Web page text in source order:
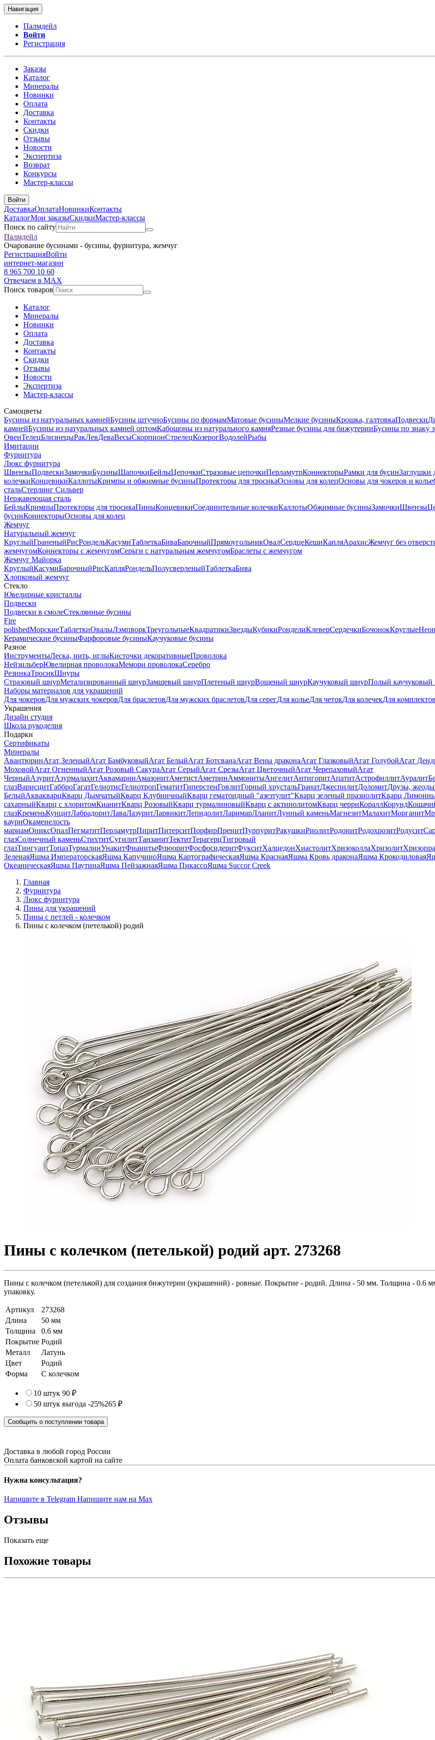
Навигация
Палмдейл
Войти
Регистрация
Заказы
Каталог
Минералы
Новинки
Оплата
Доставка
Контакты
Скидки
Отзывы
Новости
Экспертиза
Возврат
Конкурсы
Мастер-классы
Войти
ДоставкаОплатаНовинкиКонтакты
КаталогМои заказыСкидкиМастер-классы
Поиск по сайту
Палмдейл
Очарование бусинами - бусины, фурнитура, жемчуг
РегистрацияВойти
интернет-магазин
8 965 700 10 60
Отвечаем в MAX
Поиск товаров
Каталог
Минералы
Новинки
Оплата
Доставка
Контакты
Скидки
Отзывы
Новости
Экспертиза
Мастер-классы
Самоцветы
Бусины из натуральных камнейБусины штучноБусины по формамМатовые бусиныМелкие бусиныКрошка, галтовкаПодвески
камнейБусины из натуральных камней оптомКабошоны из натурального камняРезные бусины для бижутерииБусины по знаку
ОвенТелецБлизнецыРакЛевДеваВесыСкорпионСтрелецКозерогВодолейРыбы
Имитации
Фурнитура
Люкс фурнитура
ШвензыПодвескиЗамочкиБусиныШапочкиБейлыЦепочкиСтразовые цепочкиПерламутрКоннекторыРамки для бусинЗаглушки
колечкиКонцевикиКаллотыКримпы и обжимные бусиныПротекторы для тросикаОсновы для колецОсновы для чокеров и колье
стальСтерлинг Сильвер
Нержавеющая сталь
БейлыКримпыПротекторы для тросикаПиныКонцевикиСоединительные колечкиКаллотыОбжимные бусиныЗамочкиШвензы
бусинКоннекторыОсновы для колец
Жемчуг
Натуральный жемчуг
КруглыйГраненыйРисРондельКасумиТаблеткаБиваБарочныйПрямоугольникОвалСердцеКешиКапляАрахисЖемчуг без
жемчугомКоннекторы с жемчугомСерьги с натуральным жемчугомБраслеты с жемчугом
Жемчуг Майорка
КруглыйКасумиБарочныйРисКапляРондельПолусверленыйТаблеткаБива
Хлопковый жемчуг
Стекло
Ювелирные кристаллы
Подвески
Подвески в смолеСтеклянные бусины
Fire
polishedМорскиеТаблеткиОвалыЛэмпворкТреугольныеКвадратикиЗвездыКубикиРонделиКлеверСердечкиБочонокКруглые
Керамические бусиныФарфоровые бусиныКаучуковые бусины
Разное
ИнструментыЛеска, нить, иглыКисточки декоративныеПроволока
НейзильберЮвелирная проволокаМемори проволокаСеребро
РезинкаТросикШнуры
Стразовый шнурМетализированный шнурЗамшевый шнурПлетеный шнурВощеный шнурКаучуковый шнурПолый
Наборы материалов для украшений
Для чокеровДля мужских чокеровДля браслетовДля мужских браслетовДля серегДля кольеДля четокДля колечекДля
Украшения
Дизайн студия
Школа рукоделия
Подарки
Сертификаты
Минералы
АвантюринАгат ЗеленыйАгат БамбуковыйАгат БелыйАгат БотсванаАгат Вены драконаАгат ГлазковыйАгат ГолубойАгат
МоховойАгат ОгненныйАгат Розовый СакураАгат СерыйАгат СрезыАгат ЦветочныйАгат ЧерепаховыйАгат
ЧерныйАзуритАзурмалахитАквамаринАмазонитАметистАметринАммонитыАнгелитАнтигоритАпатитАстрофиллитАуралит
глазВарисцитГабброГагатГелиотисГелиотропГематитГиперстенГовлитГорный хрустальГранатДжеспилитДоломитДрузы, жеоды
БелыйАквакварцКварц ДымчатыйКварц КлубничныйКварц гематоидный "азезтулит"Кварц зеленый празиолитКварц
сахарныйКварц с хлоритомКианитКварц РозовыйКварц турмалиновыйКварц с актинолитомКварц черриКораллКорунд
глазКременьКунцитЛабрадоритЛаваЛазуритЛарвикитЛепидолитЛаримарЛланитЛунный каменьМагнезитМалахитМорганит
кауриОкаменелость
мариамОниксОпалПегматитПерламутрПиритПитерситПорфирПренитПурпуритРакушкиРиолитРодонитРодохрозитРодусит
глазСолнечный каменьСтихтитСугилитТанзанитТектитТерагерцТигровый
глазТингуаитТопазТурмалинУнакитФианитыФлюоритФосфосидеритФукситХалцедонХиастолитХризоколлаХризолит
ЗеленаяЯшма ИмператорскаяЯшма КапучиноЯшма КартографическаяЯшма КраснаяЯшма Кровь драконаЯшма Крокодиловая
ОкеаническаяЯшма ПаутинаЯшма ПейзажнаяЯшма ПикассоЯшма Succor Creek
Главная
Фурнитура
Люкс фурнитура
Пины для украшений
Пины с петлей - колечком
Пины с колечком (петелькой) родий
Пины с колечком (петелькой) родий арт. 273268
Пины с колечком (петелькой) для создания бижутерии (украшений) - ровные. Покрытие - родий. Длина - 50 мм. Толщина - 0.6
упаковку.
Артикул
273268
Длина
50 мм
Толщина
0.6 мм
Покрытие Родий
Металл
Латунь
Цвет
Родий
Форма
С колечком
10 штук 90 ₽
50 штук выгода -25%265 ₽
Сообщить о поступлении товара
Доставка в любой город России
Оплата банковской картой на сайте
Нужна консультация?
Напишите в Telegram Напишите нам на Max
Отзывы
Показать еще
Похожие товары